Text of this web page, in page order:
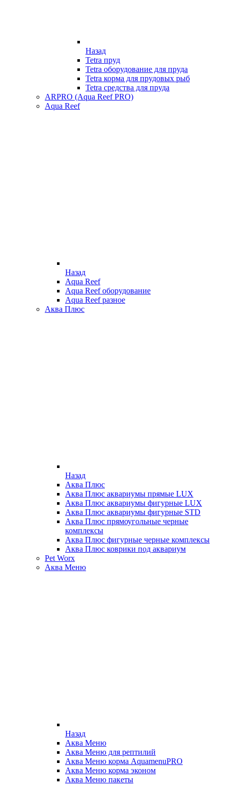
Назад
Tetra пруд
Tetra оборудование для пруда
Tetra корма для прудовых рыб
Tetra средства для пруда
ARPRO (Aqua Reef PRO)
Aqua Reef
Назад
Aqua Reef
Aqua Reef оборудование
Aqua Reef разное
Аква Плюс
Назад
Аква Плюс
Аква Плюс аквариумы прямые LUX
Аква Плюс аквариумы фигурные LUX
Аква Плюс аквариумы фигурные STD
Аква Плюс прямоугольные черные
комплексы
Аква Плюс фигурные черные комплексы
Аква Плюс коврики под аквариум
Pet Worx
Аква Меню
Назад
Аква Меню
Аква Меню для рептилий
Аква Меню корма AquamenuPRO
Аква Меню корма эконом
Аква Меню пакеты